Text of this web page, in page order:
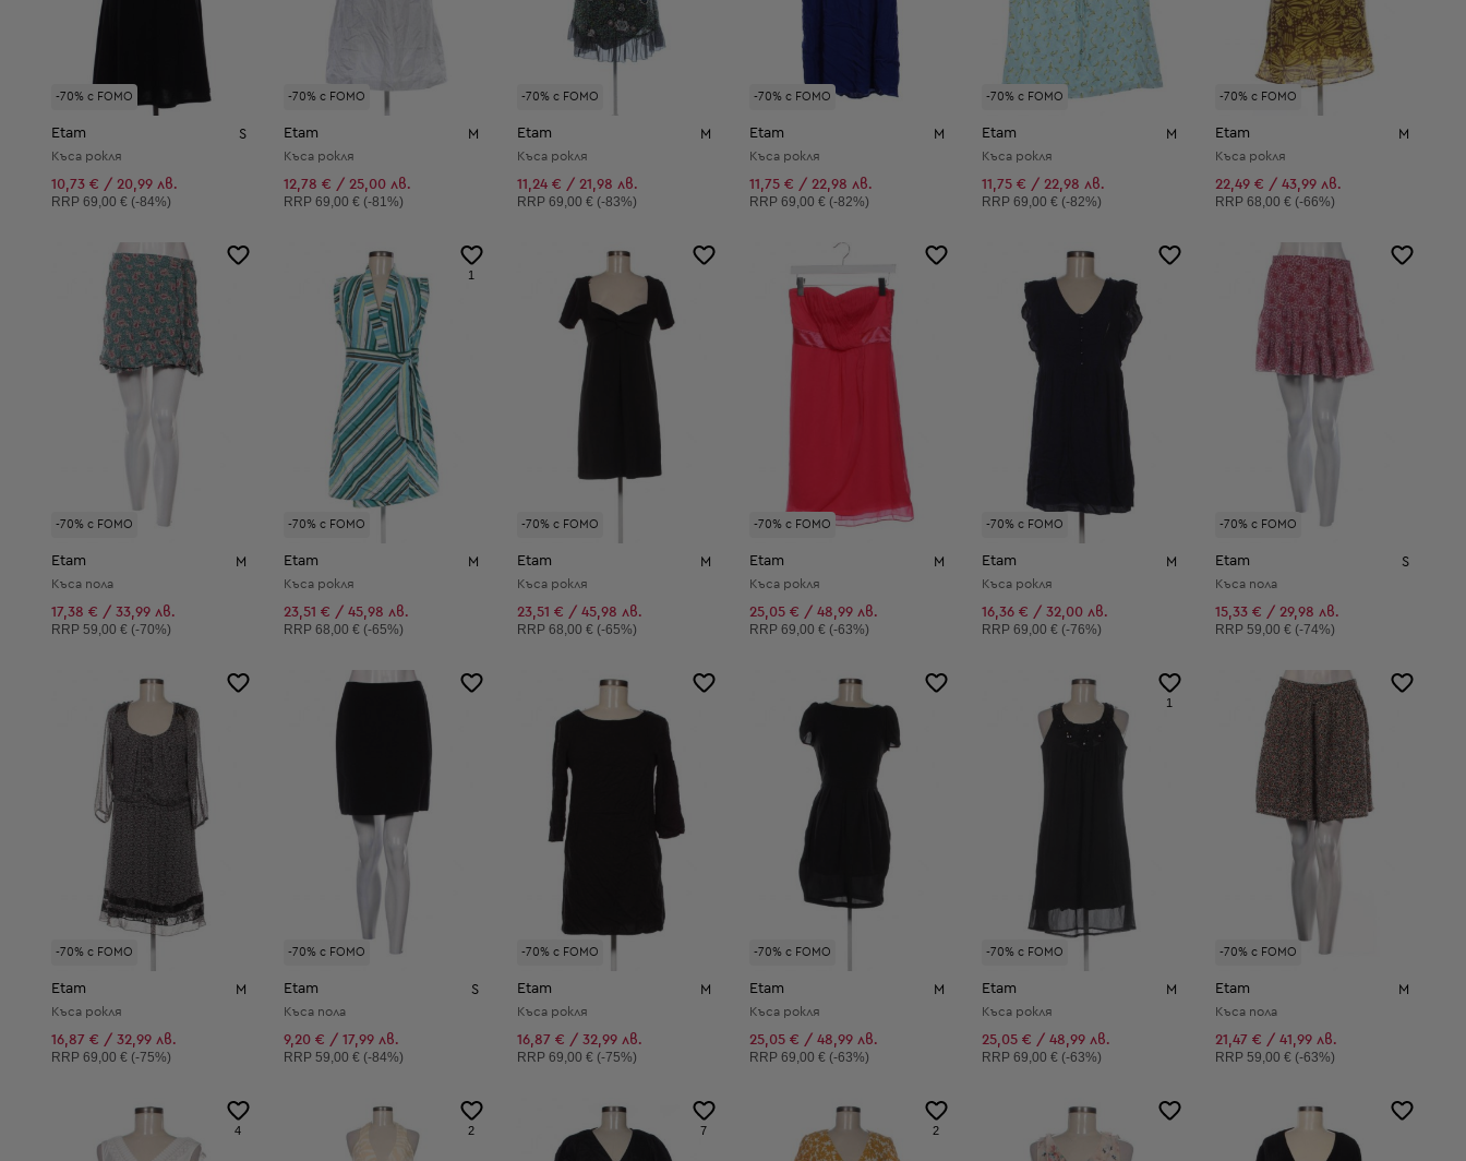
-70% с FOMO
Etam S
Къса рокля
10,73 € / 20,99 лв.
Препоръчителна цена:
RRP 69,00 € (-84%)
-70% с FOMO
Etam M
Къса рокля
12,78 € / 25,00 лв.
Препоръчителна цена:
RRP69,00 € (-81%)
-70% с FOMO
Etam M
Къса рокля
11,24 € / 21,98 лв.
Препоръчителна цена:
RRP 69,00 € (-83%)
-70% с FOMO
Etam M
Къса рокля
11,75 € / 22,98 лв.
Препоръчителна цена:
RRP 69,00 € (-82%)
-70% с FOMO
Etam M
Къса рокля
11,75 € / 22,98 лв.
Препоръчителна цена:
RRP69,00 € (-82%)
-70% с FOMO
Etam M
Къса рокля
22,49 € / 43,99 лв.
Препоръчителна цена:
RRP 68,00 € (-66%)
-70% с FOMO
Etam M
Къса пола
17,38 € / 33,99 лв.
Препоръчителна цена:
RRP 59,00 € (-70%)
-70% с FOMO
1
Etam M
Къса рокля
23,51 € / 45,98 лв.
Препоръчителна цена:
RRP68,00 € (-65%)
-70% с FOMO
Etam M
Къса рокля
23,51 € / 45,98 лв.
Препоръчителна цена:
RRP 68,00 € (-65%)
-70% с FOMO
Etam M
Къса рокля
25,05 € / 48,99 лв.
Препоръчителна цена:
RRP 69,00 € (-63%)
-70% с FOMO
Etam M
Къса рокля
16,36 € / 32,00 лв.
Препоръчителна цена:
RRP69,00 € (-76%)
-70% с FOMO
Etam S
Къса пола
15,33 € / 29,98 лв.
Препоръчителна цена:
RRP 59,00 € (-74%)
-70% с FOMO
Etam M
Къса рокля
16,87 € / 32,99 лв.
Препоръчителна цена:
RRP 69,00 € (-75%)
-70% с FOMO
Etam S
Къса пола
9,20 € / 17,99 лв.
Препоръчителна цена:
RRP59,00 € (-84%)
-70% с FOMO
Etam M
Къса рокля
16,87 € / 32,99 лв.
Препоръчителна цена:
RRP 69,00 € (-75%)
-70% с FOMO
Etam M
Къса рокля
25,05 € / 48,99 лв.
Препоръчителна цена:
RRP 69,00 € (-63%)
-70% с FOMO
1
Etam M
Къса рокля
25,05 € / 48,99 лв.
Препоръчителна цена:
RRP69,00 € (-63%)
-70% с FOMO
Etam M
Къса пола
21,47 € / 41,99 лв.
Препоръчителна цена:
RRP 59,00 € (-63%)
4 2 7 2